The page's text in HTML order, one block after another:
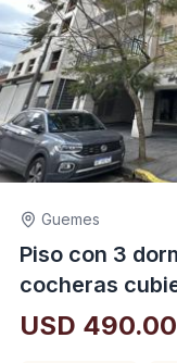
Guemes
Piso con 3
cocheras
USD